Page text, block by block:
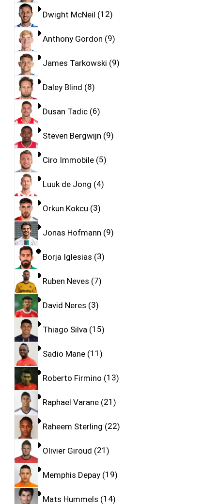
Dwight McNeil 12
Anthony Gordon 9
James Tarkowski 9
Daley Blind 8
Dusan Tadic 6
Steven Bergwijn 9
Ciro Immobile 5
Luuk de Jong 4
Orkun Kokcu 3
Jonas Hofmann 9
Borja Iglesias 3
Ruben Neves 7
David Neres 3
Thiago Silva 15
Sadio Mane 11
Roberto Firmino 13
Raphael Varane 21
Raheem Sterling 22
Olivier Giroud 21
Memphis Depay 19
Mats Hummels 14